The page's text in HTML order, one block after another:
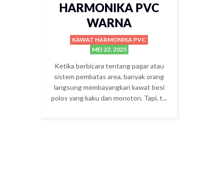
HARMONIKA PVC
WARNA
KAWAT HARMONIKA PVC
MEI 22, 2025
Ketika berbicara tentang pagar atau
sistem pembatas area, banyak orang
langsung membayangkan kawat besi
polos yang kaku dan monoton. Tapi, t...